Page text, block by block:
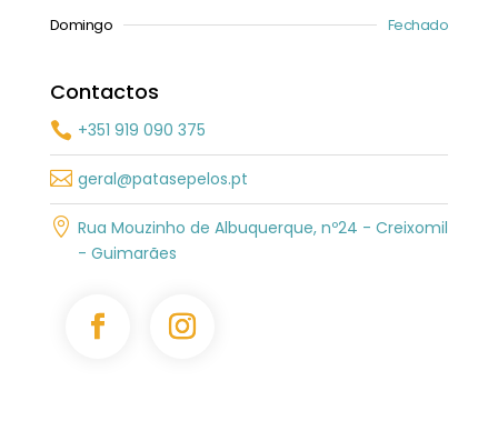
Domingo
Fechado
Contactos
 +351 919 090 375
 geral@patasepelos.pt
 Rua Mouzinho de Albuquerque, nº24 - Creixomil
- Guimarães